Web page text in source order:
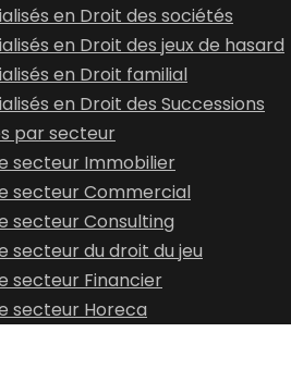
en Droit des sociétés
en Droit des jeux de hasard
en Droit familial
en Droit des Successions
par secteur
secteur Immobilier
secteur Commercial
secteur Consulting
secteur du droit du jeu
secteur Financier
secteur Horeca